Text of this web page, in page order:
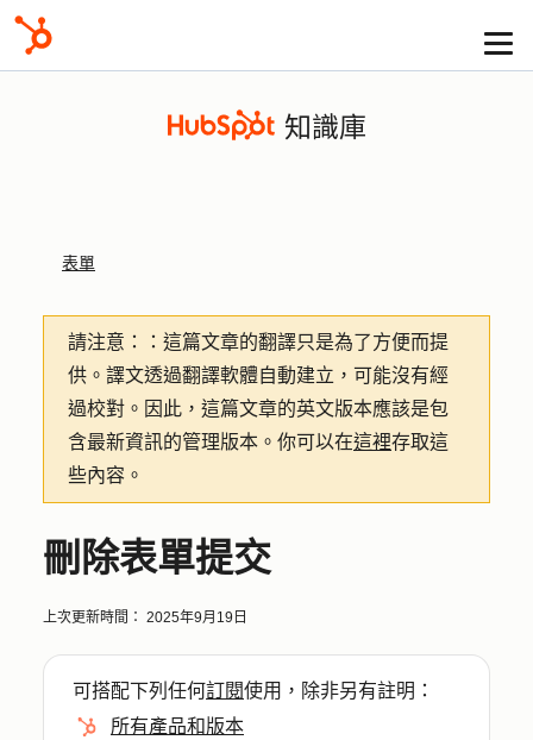
知識庫
表單
請注意：
：這篇文章的翻譯只是為了方便而提
供。譯文透過翻譯軟體自動建立，可能沒有經
過校對。因此，這篇文章的英文版本應該是包
含最新資訊的管理版本。你可以在這裡存取這
些內容。
刪除表單提交
上次更新時間： 2025年9月19日
可搭配下列任何訂閱使用，除非另有註明：
所有產品和版本